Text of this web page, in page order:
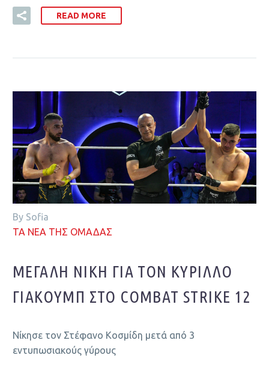
READ MORE
By Sofia
ΤΑ ΝΕΑ ΤΗΣ ΟΜΑΔΑΣ
ΜΕΓΆΛΗ ΝΊΚΗ ΓΙΑ ΤΟΝ ΚΎΡΙΛΛΟ
ΓΙΑΚΟΎΜΠ ΣΤΟ COMBAT STRIKE 12
Νίκησε τον Στέφανο Κοσμίδη μετά από 3
εντυπωσιακούς γύρους